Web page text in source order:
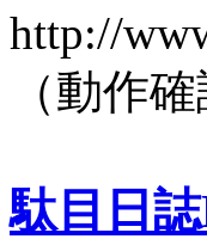
http://
（動作
駄目日誌